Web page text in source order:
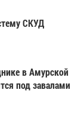
СКУД
в Амурской
под завалами